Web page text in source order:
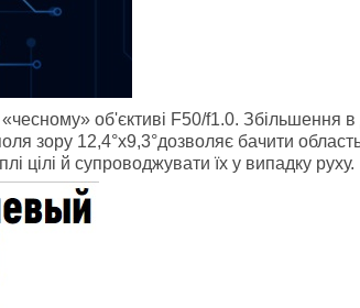
об'єктиві F50/f1.0. Збільшення в
зору 12,4°x9,3°дозволяє бачити
цілі й супроводжувати їх у випадку руху.